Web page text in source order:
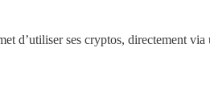
d’utiliser ses cryptos, directement via